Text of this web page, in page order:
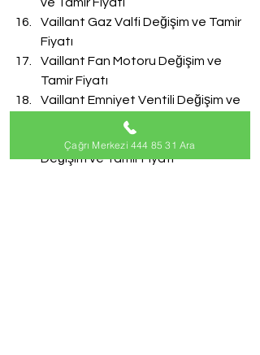
Vaillant Gaz Valfi Değişim ve Tamir
Fiyatı
Vaillant Fan Motoru Değişim ve
Tamir Fiyatı
Vaillant Emniyet Ventili Değişim ve
Vaillant Doldurma Musluğu
Değişim ve Tamir Fiyatı
Çağrı Merkezi 444 85 31 Ara